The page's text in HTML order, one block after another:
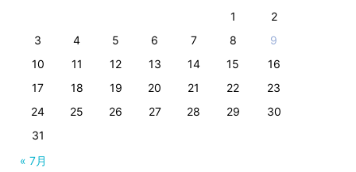
« 7月
1
2
3
4 5 6 7 8
9
10
11 12 13 14 15
16
17
18 19 20 21 22
23
24
25 26 27 28 29
30
31